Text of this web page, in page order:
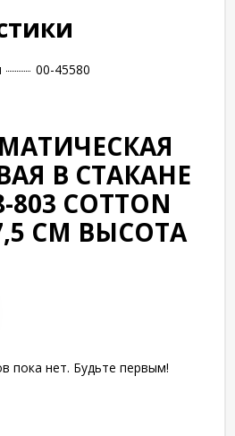
00-45580
В СТАКАНЕ
COTTON
СМ ВЫСОТА
пока нет. Будьте первым!